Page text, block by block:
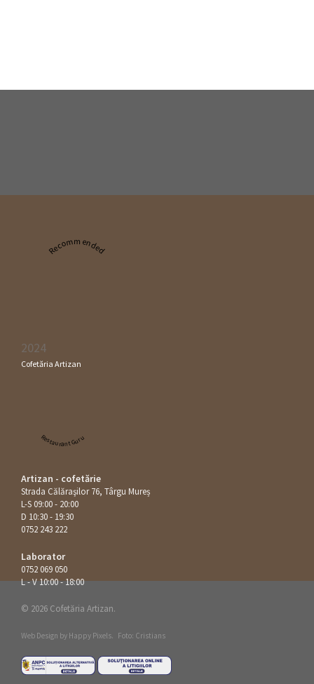
Recommended
2024
Cofetăria Artizan
Restaurant Guru
Artizan - cofetărie
Strada Călăraşilor 76, Târgu Mureș
L-S 09:00 - 20:00
D 10:30 - 19:30
0752 243 222
Laborator
0752 069 050
L - V 10:00 - 18:00
© 2026 Cofetăria Artizan.
Web Design by Happy Pixels. Foto: Cristians